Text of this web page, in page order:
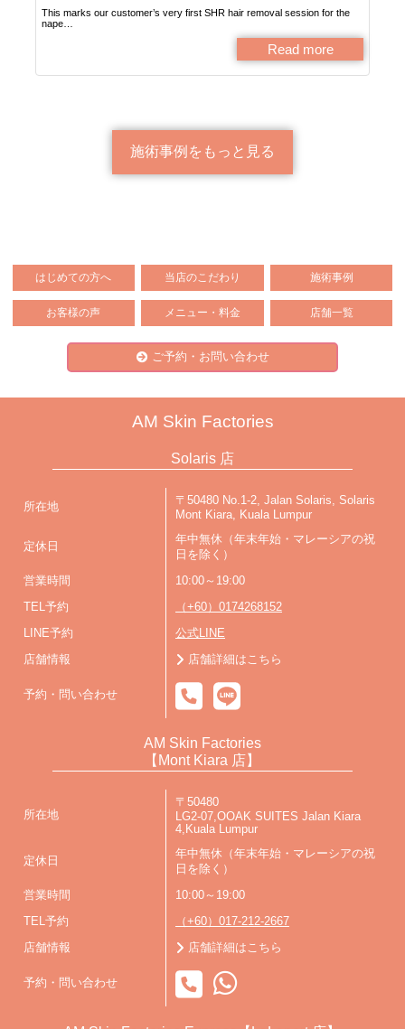
This marks our customer’s very first SHR hair removal session for the
nape…
Read more
施術事例をもっと見る
はじめての方へ 当店のこだわり 施術事例
お客様の声 メニュー・料金 店舗一覧
ご予約・お問い合わせ
AM Skin Factories
Solaris 店
所在地
〒50480 No.1-2, Jalan Solaris, Solaris
Mont Kiara, Kuala Lumpur
定休日
年中無休（年末年始・マレーシアの祝
日を除く）
営業時間 10:00～19:00
TEL予約 （+60）0174268152
LINE予約 公式LINE
店舗情報 店舗詳細はこちら
予約・問い合わせ
AM Skin Factories
【Mont Kiara 店】
所在地
〒50480
LG2-07,OOAK SUITES Jalan Kiara
4,Kuala Lumpur
定休日
年中無休（年末年始・マレーシアの祝
日を除く）
営業時間 10:00～19:00
TEL予約 （+60）017-212-2667
店舗情報 店舗詳細はこちら
予約・問い合わせ